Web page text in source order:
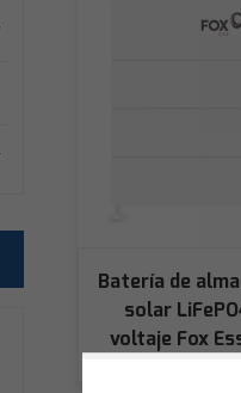
Batería de
solar
voltaje Fox